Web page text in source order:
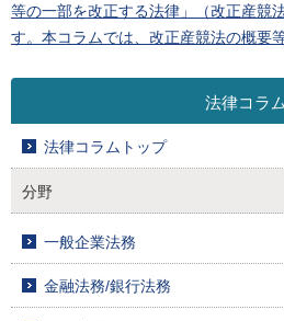
等の一部を改正する法律」（改正産競
す。本コラムでは、改正産競法の概要
法律コラム
法律コラムトップ
分野
一般企業法務
金融法務/銀行法務